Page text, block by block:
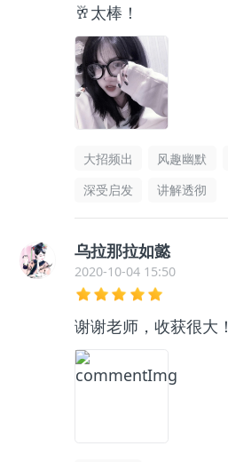
🥂太棒！
大招频出 风趣幽默
深受启发
讲解透彻
乌拉那拉如懿
2020-10-04 15:50
谢谢老师，收获很大！